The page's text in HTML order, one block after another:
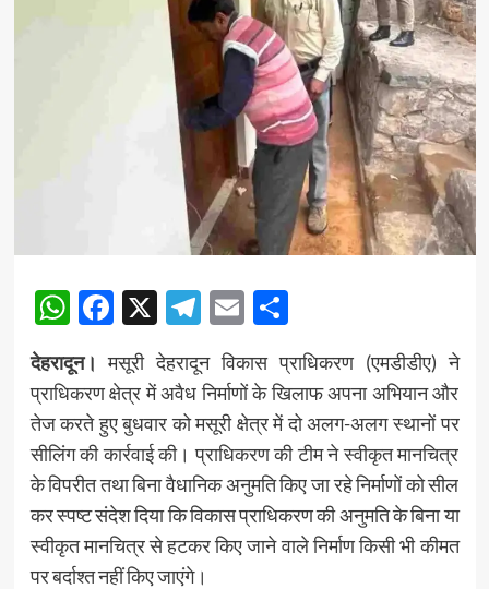
WhatsApp
Facebook
X Telegram
EmailShare
देहरादून। मसूरी देहरादून विकास प्राधिकरण (एमडीडीए) ने
प्राधिकरण क्षेत्र में अवैध निर्माणों के खिलाफ अपना अभियान और
तेज करते हुए बुधवार को मसूरी क्षेत्र में दो अलग-अलग स्थानों पर
सीलिंग की कार्रवाई की। प्राधिकरण की टीम ने स्वीकृत मानचित्र
के विपरीत तथा बिना वैधानिक अनुमति किए जा रहे निर्माणों को सील
कर स्पष्ट संदेश दिया कि विकास प्राधिकरण की अनुमति के बिना या
स्वीकृत मानचित्र से हटकर किए जाने वाले निर्माण किसी भी कीमत
पर बर्दाश्त नहीं किए जाएंगे।